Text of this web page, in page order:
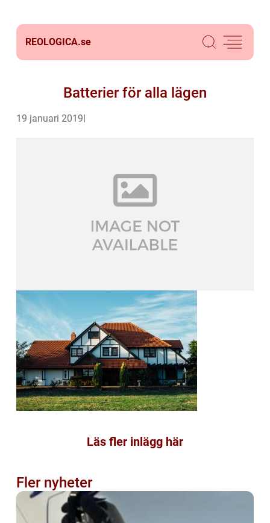
REOLOGICA.se
Batterier för alla lägen
19 januari 2019
Läs fler inlägg här
Fler nyheter